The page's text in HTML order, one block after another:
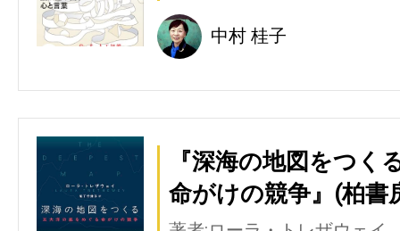
中村 桂子
『深海の地図をつく
命がけの競争』(柏書